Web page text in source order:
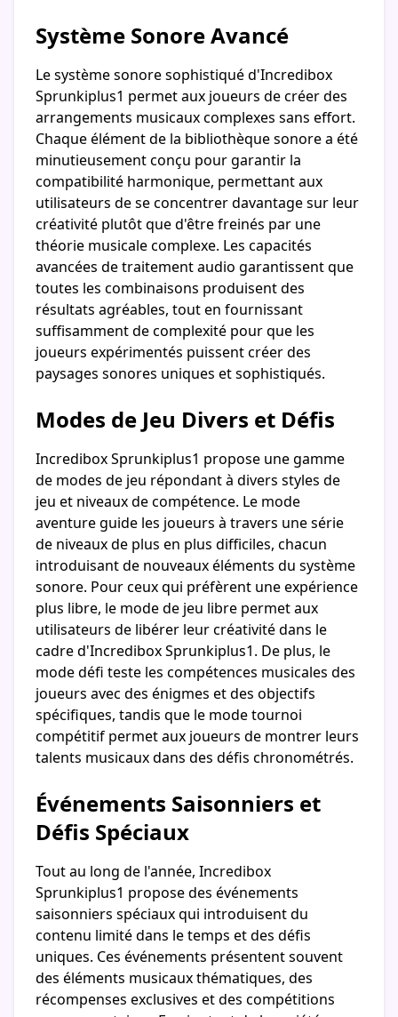
Système Sonore Avancé
Le système sonore sophistiqué d'Incredibox
Sprunkiplus1 permet aux joueurs de créer des
arrangements musicaux complexes sans effort.
Chaque élément de la bibliothèque sonore a été
minutieusement conçu pour garantir la
compatibilité harmonique, permettant aux
utilisateurs de se concentrer davantage sur leur
créativité plutôt que d'être freinés par une
théorie musicale complexe. Les capacités
avancées de traitement audio garantissent que
toutes les combinaisons produisent des
résultats agréables, tout en fournissant
suffisamment de complexité pour que les
joueurs expérimentés puissent créer des
paysages sonores uniques et sophistiqués.
Modes de Jeu Divers et Défis
Incredibox Sprunkiplus1 propose une gamme
de modes de jeu répondant à divers styles de
jeu et niveaux de compétence. Le mode
aventure guide les joueurs à travers une série
de niveaux de plus en plus difficiles, chacun
introduisant de nouveaux éléments du système
sonore. Pour ceux qui préfèrent une expérience
plus libre, le mode de jeu libre permet aux
utilisateurs de libérer leur créativité dans le
cadre d'Incredibox Sprunkiplus1. De plus, le
mode défi teste les compétences musicales des
joueurs avec des énigmes et des objectifs
spécifiques, tandis que le mode tournoi
compétitif permet aux joueurs de montrer leurs
talents musicaux dans des défis chronométrés.
Événements Saisonniers et
Défis Spéciaux
Tout au long de l'année, Incredibox
Sprunkiplus1 propose des événements
saisonniers spéciaux qui introduisent du
contenu limité dans le temps et des défis
uniques. Ces événements présentent souvent
des éléments musicaux thématiques, des
récompenses exclusives et des compétitions